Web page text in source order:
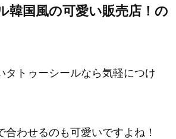
韓国風の可愛い販売店！の
タトゥーシールなら気軽につけ
合わせるのも可愛いですよね！